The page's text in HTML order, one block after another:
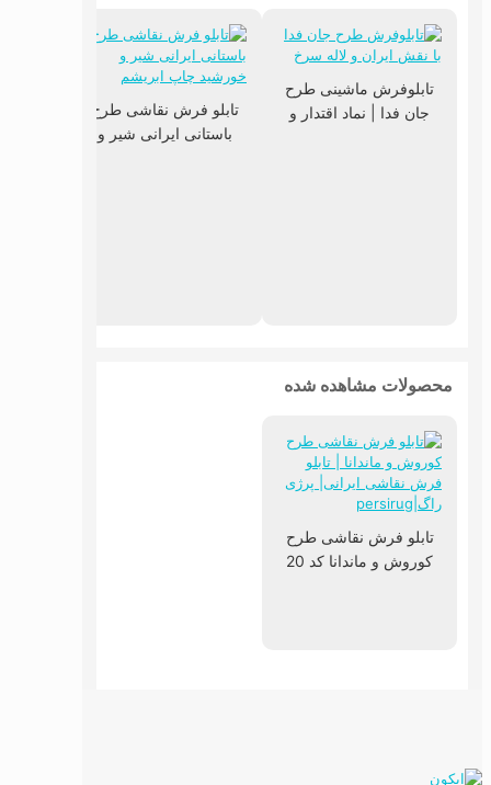
تابلوفرش ماشینی طرح
جان فدا | نماد اقتدار و
تابلو فرش نقاشی طرح
باستانی ایرانی شیر و
محصولات مشاهده شده
تابلو فرش نقاشی طرح
کوروش و ماندانا کد 20